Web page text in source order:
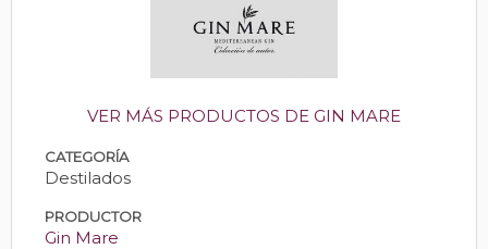
VER MÁS PRODUCTOS DE GIN MARE
CATEGORÍA
Destilados
PRODUCTOR
Gin Mare